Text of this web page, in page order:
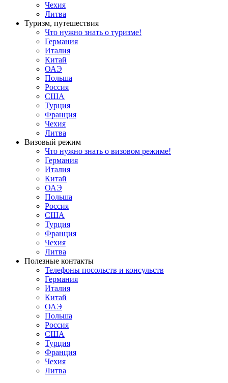
Чехия
Литва
Туризм, путешествия
Что нужно знать о туризме!
Германия
Италия
Китай
ОАЭ
Польша
Россия
США
Турция
Франция
Чехия
Литва
Визовый режим
Что нужно знать о визовом режиме!
Германия
Италия
Китай
ОАЭ
Польша
Россия
США
Турция
Франция
Чехия
Литва
Полезные контакты
Телефоны посольств и консульств
Германия
Италия
Китай
ОАЭ
Польша
Россия
США
Турция
Франция
Чехия
Литва